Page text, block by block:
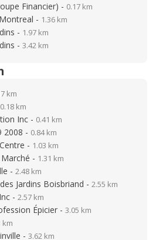
Financier) - 0.17 km
- 1.36 km
- 1.97 km
- 3.42 km
km
0.18 km
Inc - 0.41 km
2008 - 0.84 km
- 1.03 km
- 1.31 km
- 2.48 km
Jardins Boisbriand - 2.55 km
- 2.57 km
Épicier - 3.05 km
km
- 3.62 km